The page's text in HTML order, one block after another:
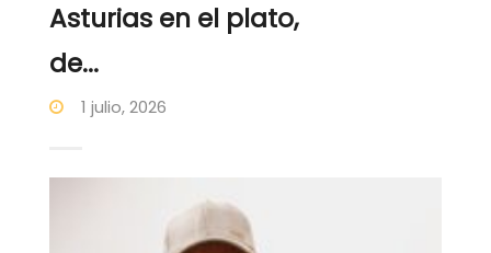
Asturias en el plato,
de...
1 julio, 2026